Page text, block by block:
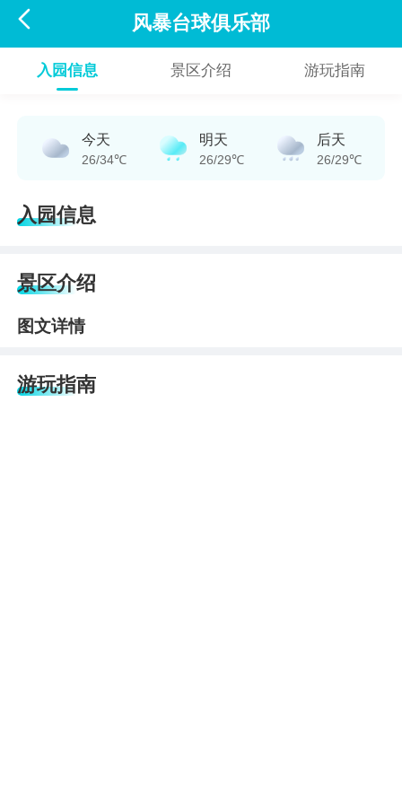
 风暴台球俱乐部
入园信息 景区介绍 游玩指南
今天
26/34℃
明天
26/29℃
后天
26/29℃
入园信息
景区介绍
图文详情
游玩指南